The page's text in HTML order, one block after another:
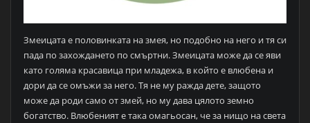
Змеицата е половинката на змея, но подобно на него и тя си
пада по захождането по смъртни. Змеицата може да се яви
като голяма красавица при младежа, в който е влюбена и
дори да се омъжи за него. Тя не му ражда дете, защото
може да роди само от змей, но му дава цялото земно
богатство. Влюбеният е така омагьосан, че за нищо на света